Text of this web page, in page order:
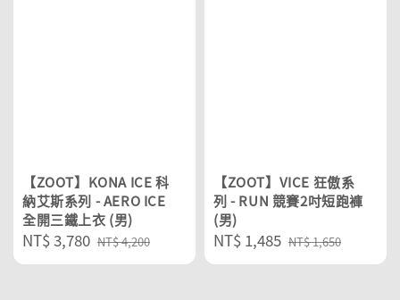
【ZOOT】KONA ICE 科
納艾斯系列 - AERO ICE
全開三鐵上衣 (男)
Sale
price
NT$ 3,780 Regular
price
NT$ 4,200
【ZOOT】VICE 狂傲系
列 - RUN 競賽2吋短跑褲
(男)
Sale
price
NT$ 1,485 Regular
price
NT$ 1,650